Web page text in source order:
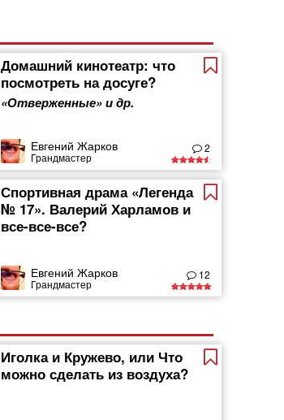
Домашний кинотеатр: что
посмотреть на досуге?
«Отверженные» и др.
Евгений Жарков
Грандмастер
2
Спортивная драма «Легенда
№ 17». Валерий Харламов и
все-все-все?
Евгений Жарков
Грандмастер
12
Иголка и Кружево, или Что
можно сделать из воздуха?